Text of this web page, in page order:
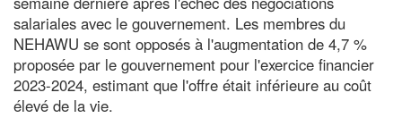
salariales avec le gouvernement. Les membres du
NEHAWU se sont opposés à l'augmentation de 4,7 %
proposée par le gouvernement pour l'exercice financier
2023-2024, estimant que l'offre était inférieure au coût
élevé de la vie.